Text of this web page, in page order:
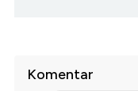
Komentar